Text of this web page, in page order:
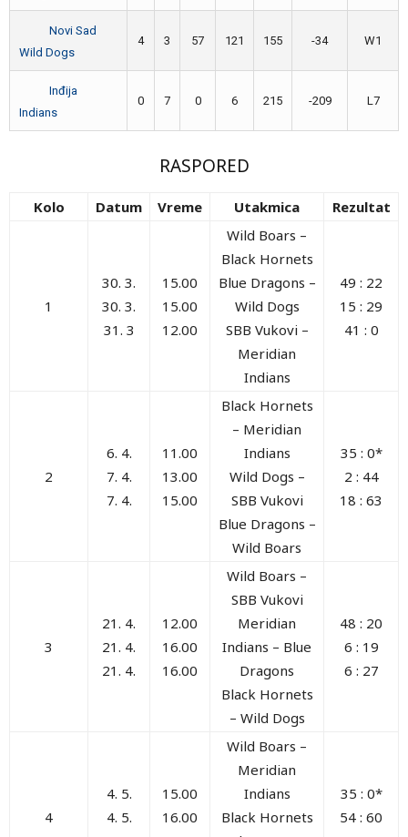
Novi Sad
Wild Dogs
4 3 57 121 155 -34 W1
Inđija
Indians
0 7 0 6 215 -209 L7
RASPORED
Kolo Datum Vreme Utakmica Rezultat
1
30. 3.
30. 3.
31. 3
15.00
15.00
12.00
Wild Boars –
Black Hornets
Blue Dragons –
Wild Dogs
SBB Vukovi –
Meridian
Indians
49 : 22
15 : 29
41 : 0
2
6. 4.
7. 4.
7. 4.
11.00
13.00
15.00
Black Hornets
– Meridian
Indians
Wild Dogs –
SBB Vukovi
Blue Dragons –
Wild Boars
35 : 0*
2 : 44
18 : 63
3
21. 4.
21. 4.
21. 4.
12.00
16.00
16.00
Wild Boars –
SBB Vukovi
Meridian
Indians – Blue
Dragons
Black Hornets
– Wild Dogs
48 : 20
6 : 19
6 : 27
4
4. 5.
4. 5.
15.00
16.00
Wild Boars –
Meridian
Indians
Black Hornets
35 : 0*
54 : 60